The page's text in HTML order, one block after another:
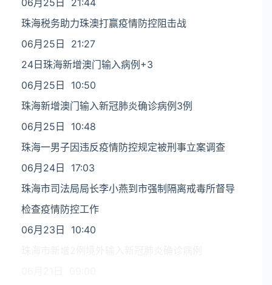
06月25日 21:44
珠海税务助力珠澳打赢疫情防控阻击战
06月25日 21:27
24日珠海新增澳门输入病例+3
06月25日 10:50
珠海新增澳门输入新冠肺炎确诊病例3例
06月25日 10:48
珠海一男子因违反疫情防控规定被刑事立案调查
06月24日 17:03
珠海市司法局局长李小燕到市强制隔离戒毒所督导
检查疫情防控工作
06月23日 10:40